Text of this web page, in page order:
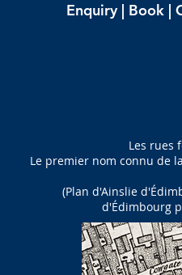
Enquiry | Book |
Les rues
Le premier nom connu de
(Plan d'Ainslie
d'Édimbourg